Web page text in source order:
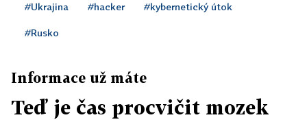
#Ukrajina #hacker #kybernetický útok
#Rusko
Informace už máte
Teď je čas procvičit mozek